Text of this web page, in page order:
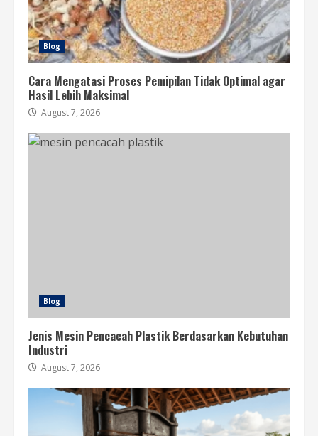
Blog
Cara Mengatasi Proses Pemipilan Tidak Optimal agar
Hasil Lebih Maksimal
August 7, 2026
Blog
Jenis Mesin Pencacah Plastik Berdasarkan Kebutuhan
Industri
August 7, 2026